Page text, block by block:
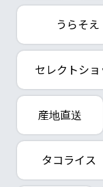
うらそえ
セレクトショ
産地直送
タコライス